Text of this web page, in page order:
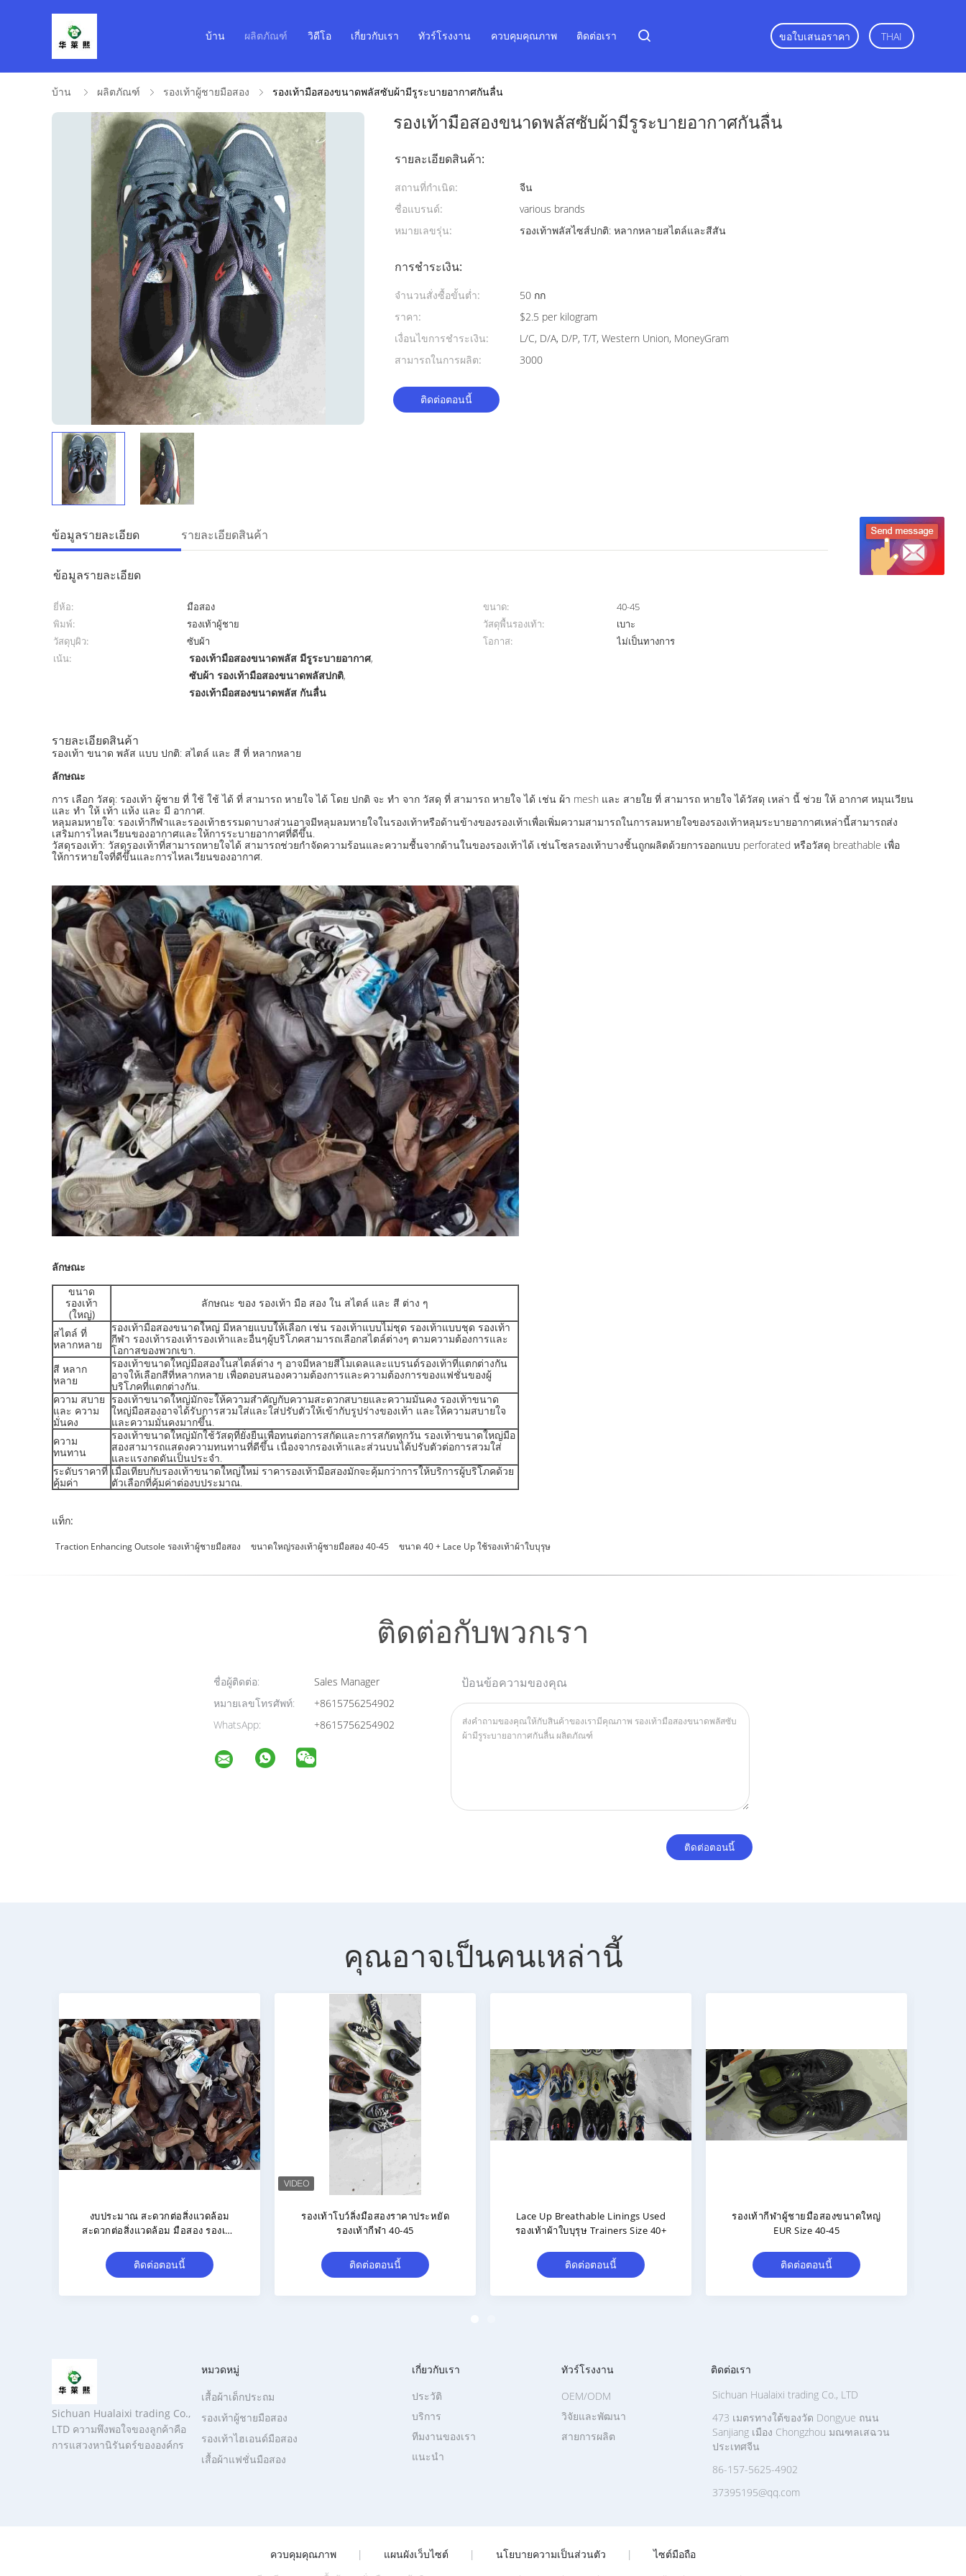
บ้าน ผลิตภัณฑ์ วิดีโอ เกี่ยวกับเรา ทัวร์โรงงาน ควบคุมคุณภาพ ติดต่อเรา ขอใบเสนอราคา THAI
บ้าน ผลิตภัณฑ์ รองเท้าผู้ชายมือสอง รองเท้ามือสองขนาดพลัสซับผ้ามีรูระบายอากาศกันลื่น
รองเท้ามือสองขนาดพลัสซับผ้ามีรูระบายอากาศกันลื่น
รายละเอียดสินค้า:
สถานที่กำเนิด:
จีน
ชื่อแบรนด์:
various brands
หมายเลขรุ่น:
รองเท้าพลัสไซส์ปกติ: หลากหลายสไตล์และสีสัน
การชำระเงิน:
จำนวนสั่งซื้อขั้นต่ำ:
50 กก
ราคา:
$2.5 per kilogram
เงื่อนไขการชำระเงิน:
L/C, D/A, D/P, T/T, Western Union, MoneyGram
สามารถในการผลิต:
3000
ติดต่อตอนนี้
ข้อมูลรายละเอียด รายละเอียดสินค้า
ข้อมูลรายละเอียด
ยี่ห้อ: มือสอง ขนาด:
40-45
พิมพ์:
รองเท้าผู้ชาย วัสดุพื้นรองเท้า:
เบาะ
วัสดุบุผิว:
ซับผ้า โอกาส:
ไม่เป็นทางการ
เน้น:
รองเท้ามือสองขนาดพลัส มีรูระบายอากาศ,
ซับผ้า รองเท้ามือสองขนาดพลัสปกติ,
รองเท้ามือสองขนาดพลัส กันลื่น
รายละเอียดสินค้า
รองเท้า ขนาด พลัส แบบ ปกติ: สไตล์ และ สี ที่ หลากหลาย
ลักษณะ
การ เลือก วัสดุ: รองเท้า ผู้ชาย ที่ ใช้ ใช้ ได้ ที่ สามารถ หายใจ ได้ โดย ปกติ จะ ทํา จาก วัสดุ ที่ สามารถ หายใจ ได้ เช่น ผ้า mesh และ สายใย ที่ สามารถ หายใจ ได้วัสดุ เหล่า นี้ ช่วย ให้ อากาศ หมุนเวียน
และ ทํา ให้ เท้า แห้ง และ มี อากาศ.
หลุมลมหายใจ: รองเท้ากีฬาและรองเท้าธรรมดาบางส่วนอาจมีหลุมลมหายใจในรองเท้าหรือด้านข้างของรองเท้าเพื่อเพิ่มความสามารถในการลมหายใจของรองเท้าหลุมระบายอากาศเหล่านี้สามารถส่ง
เสริมการไหลเวียนของอากาศและให้การระบายอากาศที่ดีขึ้น.
วัสดุรองเท้า: วัสดุรองเท้าที่สามารถหายใจได้ สามารถช่วยกําจัดความร้อนและความชื้นจากด้านในของรองเท้าได้ เช่นโซลรองเท้าบางชิ้นถูกผลิตด้วยการออกแบบ perforated หรือวัสดุ breathable เพื่อ
ให้การหายใจที่ดีขึ้นและการไหลเวียนของอากาศ.
ลักษณะ
ขนาด
รองเท้า
(ใหญ่)
ลักษณะ ของ รองเท้า มือ สอง ใน สไตล์ และ สี ต่าง ๆ
สไตล์ ที่
หลากหลาย
รองเท้ามือสองขนาดใหญ่ มีหลายแบบให้เลือก เช่น รองเท้าแบบไม่ชุด รองเท้าแบบชุด รองเท้า
กีฬา รองเท้ารองเท้ารองเท้าและอื่นๆผู้บริโภคสามารถเลือกสไตล์ต่างๆ ตามความต้องการและ
โอกาสของพวกเขา.
สี หลาก
หลาย
รองเท้าขนาดใหญ่มือสองในสไตล์ต่าง ๆ อาจมีหลายสีโมเดลและแบรนด์รองเท้าที่แตกต่างกัน
อาจให้เลือกสีที่หลากหลาย เพื่อตอบสนองความต้องการและความต้องการของแฟชั่นของผู้
บริโภคที่แตกต่างกัน.
ความ สบาย
และ ความ
มั่นคง
รองเท้าขนาดใหญ่มักจะให้ความสําคัญกับความสะดวกสบายและความมั่นคง รองเท้าขนาด
ใหญ่มือสองอาจได้รับการสวมใส่และใส่ปรับตัวให้เข้ากับรูปร่างของเท้า และให้ความสบายใจ
และความมั่นคงมากขึ้น.
ความ
ทนทาน
รองเท้าขนาดใหญ่มักใช้วัสดุที่ยั่งยืนเพื่อทนต่อการสกัดและการสกัดทุกวัน รองเท้าขนาดใหญ่มือ
สองสามารถแสดงความทนทานที่ดีขึ้น เนื่องจากรองเท้าและส่วนบนได้ปรับตัวต่อการสวมใส่
และแรงกดดันเป็นประจํา.
ระดับราคาที่
คุ้มค่า
เมื่อเทียบกับรองเท้าขนาดใหญ่ใหม่ ราคารองเท้ามือสองมักจะคุ้มกว่าการให้บริการผู้บริโภคด้วย
ตัวเลือกที่คุ้มค่าต่องบประมาณ.
แท็ก:
Traction Enhancing Outsole รองเท้าผู้ชายมือสอง ขนาดใหญ่รองเท้าผู้ชายมือสอง 40-45 ขนาด 40 + Lace Up ใช้รองเท้าผ้าใบบุรุษ
ติดต่อกับพวกเรา
ชื่อผู้ติดต่อ:
Sales Manager
หมายเลขโทรศัพท์:
+8615756254902
WhatsApp:
+8615756254902
ป้อนข้อความของคุณ
คุณอาจเป็นคนเหล่านี้
รองเท้ากีฬามือ 2 กันน้ำหลากสี 40-45
ติดต่อตอนนี้
Good Durability รองเท้ากีฬามือสอง
EUR 40 เน้นความทนทาน
ติดต่อตอนนี้
รองเท้าแทรคมือสองขนาดใหญ่ที่มี
ความทนทานสูง แบบผูกเชือก / แบบ
ติดต่อตอนนี้
ขายรองเท้าผ้าใบมือสองผ้าตาข่าย
หลากสี Breathable Fiber 40-45
ติดต่อตอนนี้
Sichuan Hualaixi trading Co.,
LTD ความพึงพอใจของลูกค้าคือ
การแสวงหานิรันดร์ขององค์กร
หมวดหมู่
เสื้อผ้าแฟชั่นมือสอง
เสื้อผ้าเด็กประถม
รองเท้าผู้ชายมือสอง
รองเท้าไฮเอนด์มือสอง
เกี่ยวกับเรา
แนะนำ
ประวัติ
บริการ
ทีมงานของเรา
ทัวร์โรงงาน
สายการผลิต
OEM/ODM
วิจัยและพัฒนา
ติดต่อเรา
Sichuan Hualaixi trading Co., LTD
473 เมตรทางใต้ของวัด Dongyue ถนน
Sanjiang เมือง Chongzhou มณฑลเสฉวน
ประเทศจีน
86-157-5625-4902
37395195@qq.com
ควบคุมคุณภาพ | แผนผังเว็บไซต์ | นโยบายความเป็นส่วนตัว |
ไซต์มือถือ